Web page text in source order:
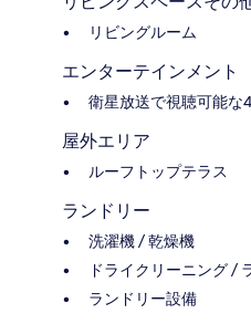
リビングルーム
エンターテインメント
衛星放送で視聴可能な
屋外エリア
ルーフトップテラス
ランドリー
洗濯機 / 乾燥機
ドライクリーニング /
ランドリー設備